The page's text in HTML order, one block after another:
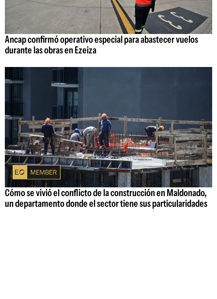
Ancap confirmó operativo especial para abastecer vuelos
durante las obras en Ezeiza
Cómo se vivió el conflicto de la construcción en Maldonado,
un departamento donde el sector tiene sus particularidades